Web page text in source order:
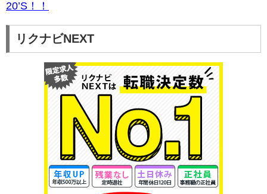
20’S！！
リクナビNEXT